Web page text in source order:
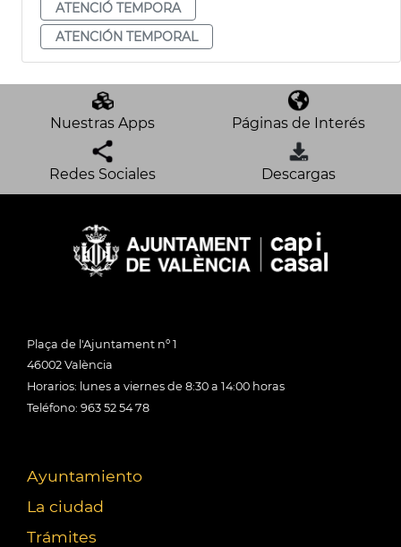
ATENCIÓ TEMPORA
ATENCIÓN TEMPORAL
Nuestras Apps Páginas de Interés
Redes Sociales Descargas
Plaça de l'Ajuntament nº 1
46002 València
Horarios: lunes a viernes de 8:30 a 14:00 horas
Teléfono: 963 52 54 78
Ayuntamiento
La ciudad
Trámites